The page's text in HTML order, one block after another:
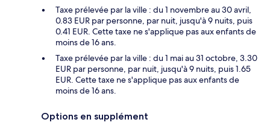
Taxe prélevée par la ville : du 1 novembre au 30 avril,
0.83 EUR par personne, par nuit, jusqu'à 9 nuits, puis
0.41 EUR. Cette taxe ne s'applique pas aux enfants de
moins de 16 ans.
Taxe prélevée par la ville : du 1 mai au 31 octobre, 3.30
EUR par personne, par nuit, jusqu'à 9 nuits, puis 1.65
EUR. Cette taxe ne s'applique pas aux enfants de
moins de 16 ans.
Options en supplément